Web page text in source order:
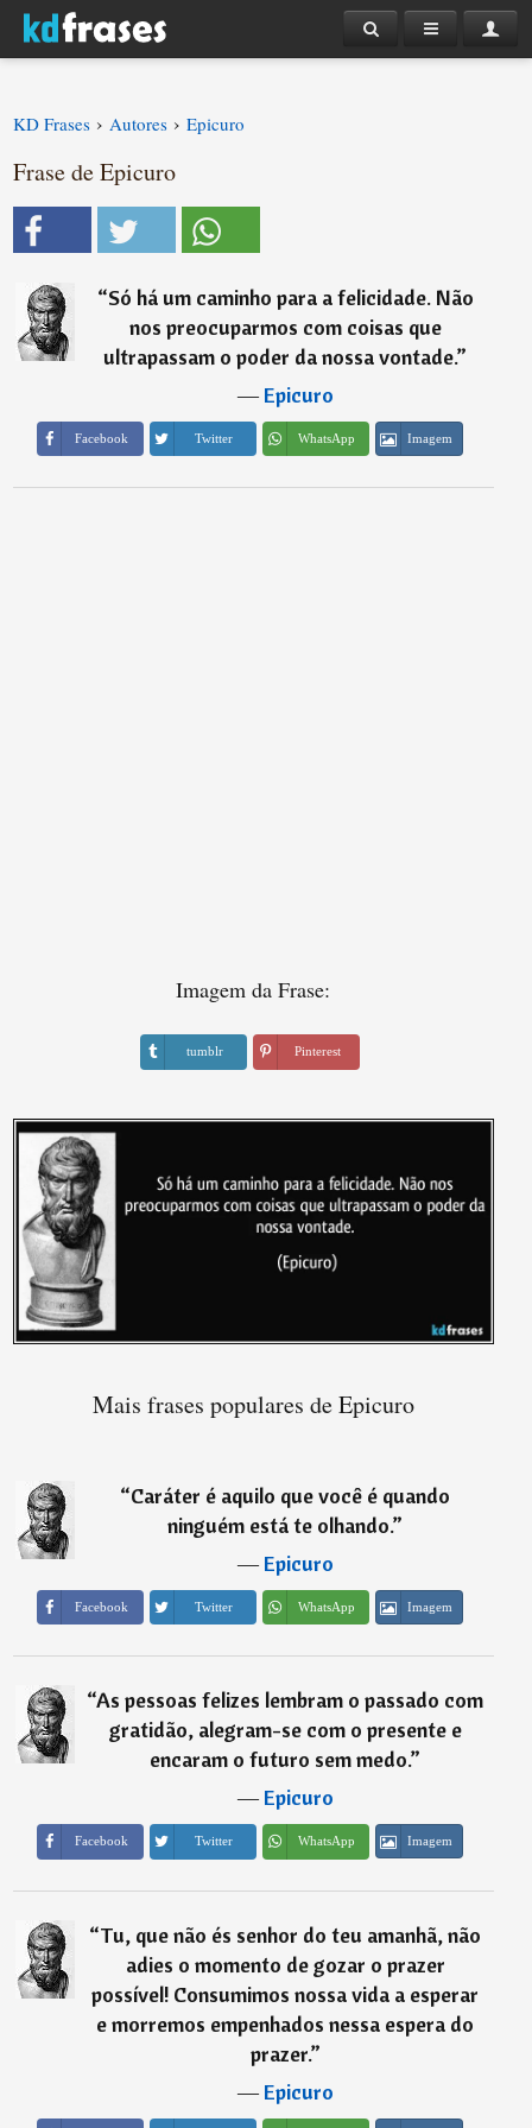
KD Frases › Autores › Epicuro
Frase de Epicuro
“Só há um caminho para a felicidade. Não
nos preocuparmos com coisas que
ultrapassam o poder da nossa vontade.”
―Epicuro
Facebook Twitter WhatsApp Imagem
Imagem da Frase:
tumblr Pinterest
Mais frases populares de Epicuro
“Caráter é aquilo que você é quando
ninguém está te olhando.”
―Epicuro
Facebook Twitter WhatsApp Imagem
“As pessoas felizes lembram o passado com
gratidão, alegram-se com o presente e
encaram o futuro sem medo.”
―Epicuro
Facebook Twitter WhatsApp Imagem
“Tu, que não és senhor do teu amanhã, não
adies o momento de gozar o prazer
possível! Consumimos nossa vida a esperar
e morremos empenhados nessa espera do
prazer.”
―Epicuro